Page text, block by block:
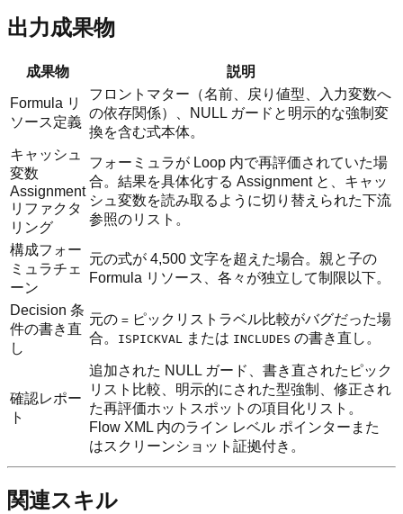
出力成果物
成果物 説明
Formula リ
ソース定義
フロントマター（名前、戻り値型、入力変数へ
の依存関係）、NULL ガードと明示的な強制変
換を含む式本体。
キャッシュ
変数
Assignment
リファクタ
リング
フォーミュラが Loop 内で再評価されていた場
合。結果を具体化する Assignment と、キャッ
シュ変数を読み取るように切り替えられた下流
参照のリスト。
構成フォー
ミュラチェ
ーン
元の式が 4,500 文字を超えた場合。親と子の
Formula リソース、各々が独立して制限以下。
Decision 条
件の書き直
し
元の = ピックリストラベル比較がバグだった場
合。
ISPICKVAL または INCLUDES の書き直し。
確認レポー
ト
追加された NULL ガード、書き直されたピック
リスト比較、明示的にされた型強制、修正され
た再評価ホットスポットの項目化リスト。
Flow XML 内のライン レベル ポインターまた
はスクリーンショット証拠付き。
関連スキル